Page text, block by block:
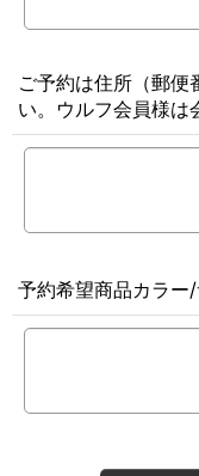
ご予約は住所（郵便
い。ウルフ会員様は
予約希望商品カラー